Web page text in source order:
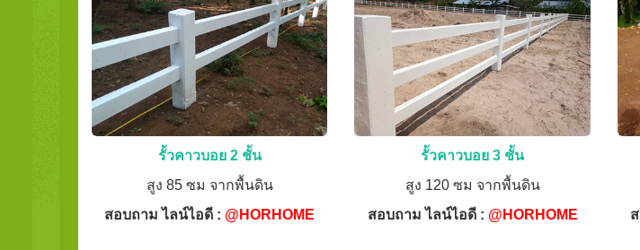
รั้วคาวบอย 2 ชั้น
สูง 85 ซม จากพื้นดิน
สอบถาม ไลน์ไอดี : @HORHOME
รั้วคาวบอย 3 ชั้น
สูง 120 ซม จากพื้นดิน
สอบถาม ไลน์ไอดี : @HORHOME